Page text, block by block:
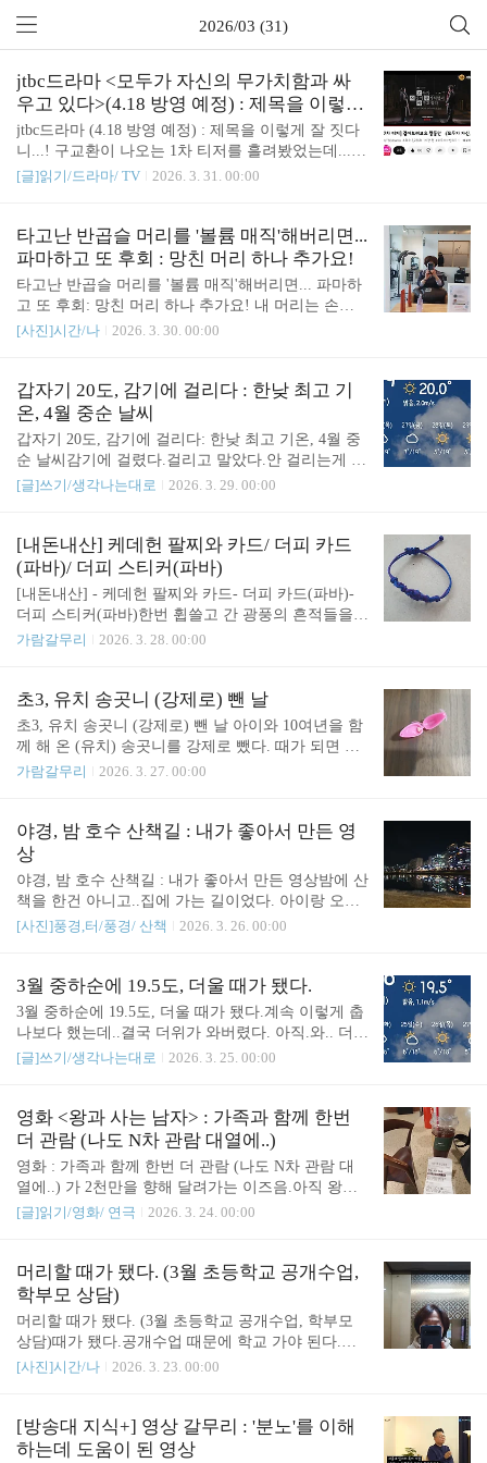
2026/03 (31)
jtbc드라마 <모두가 자신의 무가치함과 싸
우고 있다>(4.18 방영 예정) : 제목을 이렇게
잘 짓다니...!
jtbc드라마 (4.18 방영 예정) : 제목을 이렇게 잘 짓다
니...! 구교환이 나오는 1차 티저를 흘려봤었는데...2
차 티저에! 고윤정이 나오는거다.세상에!이런이런..
지필한 박해영 작가님이 쓴 드라마다.안 볼 수가 없
구나. 아마 따로 시간 내서 안 보더라도, 나보다 나를
더 잘 아는 피드에 자동으로 뜰꺼다. 그냥 지나치기
어려울듯. https://youtu.be/la__eJANSco?si=xan_2R3Zv
ht2GnFu https://youtu.be/51XurKBSgMo?si=W_Jo5209
mh1ocNSL https://youtu.be/bmumOGQY62M?si=wA4E
[글]읽기/드라마/ TV 2026. 3. 31. 00:00
타고난 반곱슬 머리를 '볼륨 매직'해버리면...
파마하고 또 후회 : 망친 머리 하나 추가요!
타고난 반곱슬 머리를 '볼륨 매직'해버리면... 파마하
고 또 후회: 망친 머리 하나 추가요! 내 머리는 손질
하기 좋은 반곱슬 머리다.좋은 미용사님을 만나면"손
러.나많은 경우는 볼륨 매직 등의 파마를 권한다.그
게 돈이 되니까...이번에 옮긴 미용사님도 볼륨 매직
을 권했다."숱이 많아서 볼륨이 난리인데, 그걸 누르
기 위해 '볼륨 매직'을 한다는게.. 좀. 뭔가 이름이 모
순 아닐까요? 뭐 다른 이름 없을까요?"라고 웃으면서
말했다.그래도 머리가 차분해질꺼라면서 권했다.비
치고 이번에는 해보기로 했다. 여태 다른데서는 안하
고 버티다가 결국 미움을 받아서, ..
[사진]시간/나 2026. 3. 30. 00:00
갑자기 20도, 감기에 걸리다 : 한낮 최고 기
온, 4월 중순 날씨
갑자기 20도, 감기에 걸리다: 한낮 최고 기온, 4월 중
순 날씨감기에 걸렸다.걸리고 말았다.안 걸리는게 이
상하지.그늘에서는 춥고, 햇살 닿는 곳은 찌고.학교
걸렸다. 이러다가 갑자기 여름이 되어버릴까봐 걱정
이다.
[글]쓰기/생각나는대로 2026. 3. 29. 00:00
[내돈내산] 케데헌 팔찌와 카드/ 더피 카드
(파바)/ 더피 스티커(파바)
[내돈내산] - 케데헌 팔찌와 카드- 더피 카드(파바)-
더피 스티커(파바)한번 휩쓸고 간 광풍의 흔적들을
갈무리한다.당시에는 소중하고 하나하나 의미가 있
맘때 광풍이었는데...이제는 이렇게 흔적만 남았다. #
더피 카드(파바)움직이면 다른 모양이 되는 스티커.
더피 덕분에 케데헌 애니를 보게 됐다.더피 나오는
부분(화분 일으켜 세우려는)만 따서 돌아다니는 영상
을 보고 호기심이 일었다.정지 화면으로 보면 그렇게
ory.com/6943 [내돈내산] 이것이, 파리바게뜨 곶감파
운드와 '치즈가 부드러운 시간'(치즈케이크) : 힝.. 더
피가..
가람갈무리 2026. 3. 28. 00:00
초3, 유치 송곳니 (강제로) 뺀 날
초3, 유치 송곳니 (강제로) 뺀 날 아이와 10여년을 함
께 해 온 (유치) 송곳니를 강제로 뺐다. 때가 되면 스
스로 빠지기를 바랐지만, 이빨은 굳건하게 그 자리를
관찰한 다음에 보기로 했다. 강제 발치하기로 하고,
아이가 많이 울었다.그래서 결국 선생님이 '웃음까
스'를 사용해서 진정부터 시키자고 하셨다. 비용이
발생했지만, 누워서 발까지 동동거리는 아이를 두고
어쩔 수 없었다.웃음까스로 진정한 다음, 아이의 이
를 뺄 수 있었다. 이 빼고 나서도 눈물을 많이 흘렸다.
치와 하나씩 작별하는 중이다.관련글 :https://sound4u.
tistory.c..
가람갈무리 2026. 3. 27. 00:00
야경, 밤 호수 산책길 : 내가 좋아서 만든 영
상
야경, 밤 호수 산책길 : 내가 좋아서 만든 영상밤에 산
책을 한건 아니고..집에 가는 길이었다. 아이랑 오랜
만에 밤까지 밖에 있다가 부지런히 집에 가는 길이었
리도 녹음하고 싶었는데, 막상 말하라고 판을 깔아주
니 아이가 말을 하지 않았다. (작게 말했다.)아이가
찍은 불이 바뀌는 다리 영상도 추가했다. https://youtu
보니, 맞춤법도 틀렸던데..."말해도 돼."수정할 방법
좋자고 만든 영상이다.관련글 :https://sound4u.tistory.c
om/7173 초3..
[사진]풍경,터/풍경/ 산책 2026. 3. 26. 00:00
3월 중하순에 19.5도, 더울 때가 됐다.
3월 중하순에 19.5도, 더울 때가 됐다.계속 이렇게 춥
나보다 했는데..결국 더위가 와버렸다. 아직.와.. 더워
죽겠다는 아니지만,아침 저녁 서늘한 것에 비하면
만..그래도 덥다.이제는,앞으로 더울 일만 남았다는
게 두렵다.하지만 아직까지는 선선하고 적당한 습기
에 바람도 시원한 좋은 봄이다. 좋은 시절을 기쁘게
잘 보내자.
[글]쓰기/생각나는대로 2026. 3. 25. 00:00
영화 <왕과 사는 남자> : 가족과 함께 한번
더 관람 (나도 N차 관람 대열에..)
영화 : 가족과 함께 한번 더 관람 (나도 N차 관람 대
열에..) 가 2천만을 향해 달려가는 이즈음.아직 왕사
남을 보지 못한 남편이 안 간다는 초3 딸아이를 겨우
막에 단종이 죽는 장면은 차마 보여줄 수가 없어서
데리고 나왔다.다시봐도 따뜻하고 슬픈 영화였다.아
이는 계속 툴툴댔지만, 그래도 이 영화는 우리 가족
세번째 극장 영화가 됐다. 극 영화로는 첫번째 영화
다. (두 편은 애니메이션이라) 두번째 보니, 처음 볼
때 지나쳤던 부분들이 크게 다가왔다. 단종이 금성대
라도 시도조차 하지 않으면 안 될 것 같다. 우리의 이
행동이 후대에 전해질 것이다...
[글]읽기/영화/ 연극 2026. 3. 24. 00:00
머리할 때가 됐다. (3월 초등학교 공개수업,
학부모 상담)
머리할 때가 됐다. (3월 초등학교 공개수업, 학부모
상담)때가 됐다.공개수업 때문에 학교 가야 된다.머
리를 이러고 갈 수는 없지. 머리 자르고 염색도 했다.
따갑고 쓰렸다. 아프다고 하니까 몸 상태에 따라 다
를 수 있다고 했다.조금 더 좋은걸로 한다고 만원인
[사진]시간/나 2026. 3. 23. 00:00
[방송대 지식+] 영상 갈무리 : '분노'를 이해
하는데 도움이 된 영상